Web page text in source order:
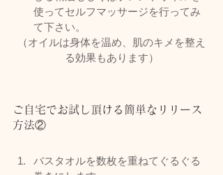
使ってセルフマッサージを行ってみ
て下さい。
（オイルは身体を温め、肌のキメを整え
る効果もあります）
ご自宅でお試し頂ける簡単なリリース
方法②
バスタオルを数枚を重ねてぐるぐる